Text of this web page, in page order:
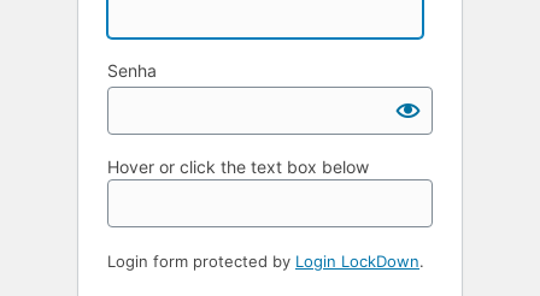
Senha
Hover or click the text box below
Login form protected by Login LockDown.